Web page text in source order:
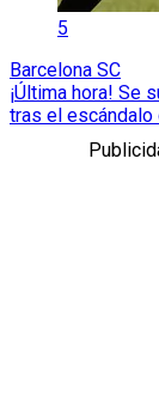
5
Barcelona SC
¡Última hora! Se
tras el escándalo